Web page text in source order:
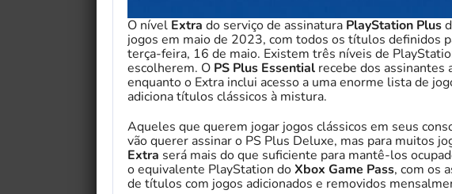
O nível Extra do serviço de assinatura PlayStation Plus
jogos em maio de 2023, com todos os títulos definidos
terça-feira, 16 de maio. Existem três níveis de
escolherem. O PS Plus Essential recebe dos assinantes
enquanto o Extra inclui acesso a uma enorme lista de
adiciona títulos clássicos à mistura.
Aqueles que querem jogar jogos clássicos em seus
vão querer assinar o PS Plus Deluxe, mas para muitos
Extra será mais do que suficiente para mantê-los
o equivalente PlayStation doXbox Game Pass, com os
de títulos com jogos adicionados e removidos